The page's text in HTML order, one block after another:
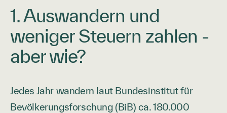
1. Auswandern und
weniger Steuern zahlen -
aber wie?
Jedes Jahr wandern laut Bundesinstitut für
Bevölkerungsforschung (BiB) ca. 180.000